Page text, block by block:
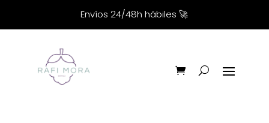
Envíos 24/48h hábiles 🚀